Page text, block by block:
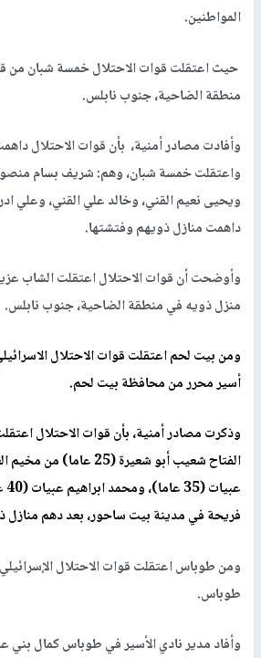
المواطنين.
حيث اعتقلت قوات الاحتلال خمسة شبان من
منطقة الضاحية، جنوب نابلس.
وأفادت مصادر أمنية، بأن قوات الاحتلال
واعتقلت خمسة شبان، وهم: شريف بسام
ويحيى نعيم القني، وخالد علي القني، وعلي
داهمت منازل ذويهم وفتشتها.
وأوضحت أن قوات الاحتلال اعتقلت الشاب
منزل ذويه في منطقة الضاحية، جنوب نابلس.
ومن بيت لحم اعتقلت قوات الاحتلال
أسير محرر من محافظة بيت لحم.
وذكرت مصادر أمنية، بأن قوات الاحتلال
الفتاح شعيب أبو شعيرة
فريحة في مدينة بيت ساحور، بعد دهم منازل
ومن طوباس اعتقلت قوات الاحتلال
طوباس.
وأفاد مدير نادي الأسير في طوباس كمال بني